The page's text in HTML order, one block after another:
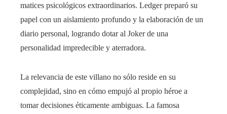
matices psicológicos extraordinarios. Ledger preparó su
papel con un aislamiento profundo y la elaboración de un
diario personal, logrando dotar al Joker de una
personalidad impredecible y aterradora.
La relevancia de este villano no sólo reside en su
complejidad, sino en cómo empujó al propio héroe a
tomar decisiones éticamente ambiguas. La famosa